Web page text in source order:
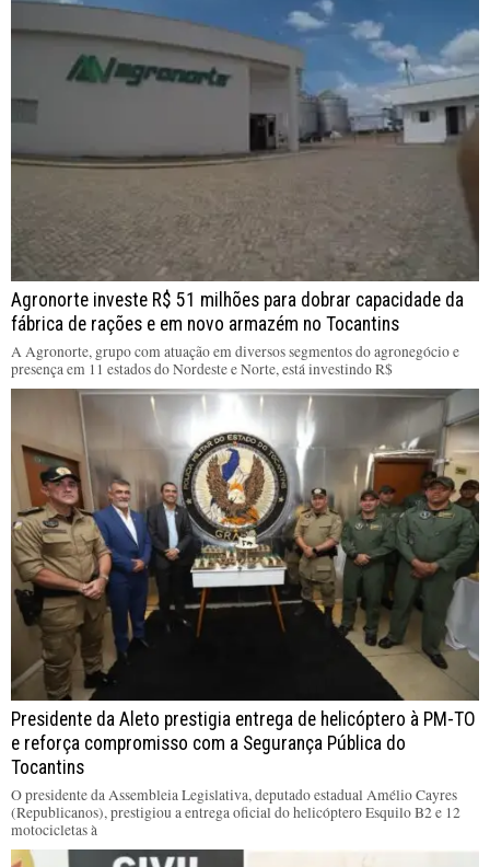
Agronorte investe R$ 51 milhões para dobrar capacidade da
fábrica de rações e em novo armazém no Tocantins
A Agronorte, grupo com atuação em diversos segmentos do agronegócio e
presença em 11 estados do Nordeste e Norte, está investindo R$
Presidente da Aleto prestigia entrega de helicóptero à PM-TO
e reforça compromisso com a Segurança Pública do
Tocantins
O presidente da Assembleia Legislativa, deputado estadual Amélio Cayres
(Republicanos), prestigiou a entrega oficial do helicóptero Esquilo B2 e 12
motocicletas à